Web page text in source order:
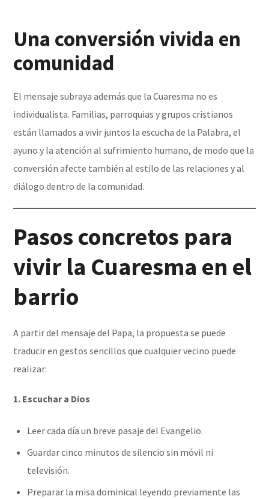
Una conversión vivida en
comunidad
El mensaje subraya además que la Cuaresma no es
individualista. Familias, parroquias y grupos cristianos
están llamados a vivir juntos la escucha de la Palabra, el
ayuno y la atención al sufrimiento humano, de modo que la
conversión afecte también al estilo de las relaciones y al
diálogo dentro de la comunidad.
Pasos concretos para
vivir la Cuaresma en el
barrio
A partir del mensaje del Papa, la propuesta se puede
traducir en gestos sencillos que cualquier vecino puede
realizar:
1. Escuchar a Dios
Leer cada día un breve pasaje del Evangelio.
Guardar cinco minutos de silencio sin móvil ni
televisión.
Preparar la misa dominical leyendo previamente las